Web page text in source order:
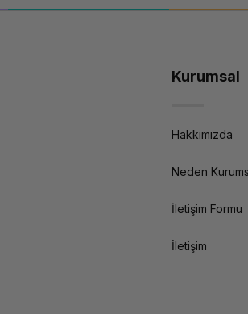
Kurumsal
Hakkımızda
Neden
İletişim Formu
İletişim